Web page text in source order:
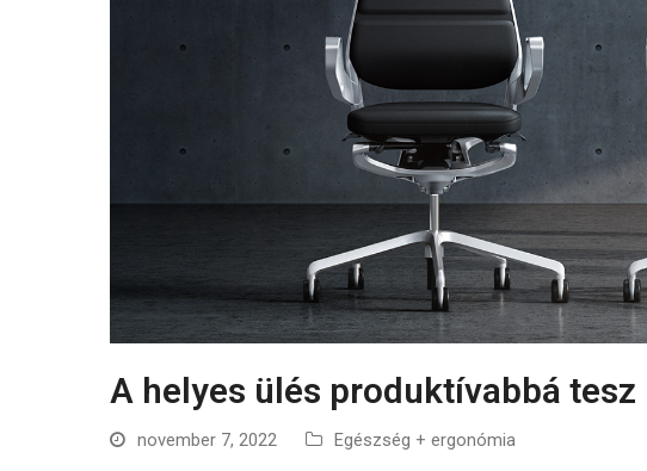
A helyes ülés produktívabbá tesz
november 7, 2022 Egészség + ergonómia